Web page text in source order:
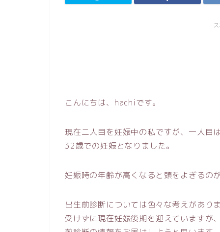
こんにちは、hachiです。
現在二人目を妊娠中の私ですが、一人目
32歳での妊娠となりました。
妊娠時の年齢が高くなると頭をよぎるの
出生前診断については色々な考えがあり
受けずに現在妊娠後期を迎えていますが